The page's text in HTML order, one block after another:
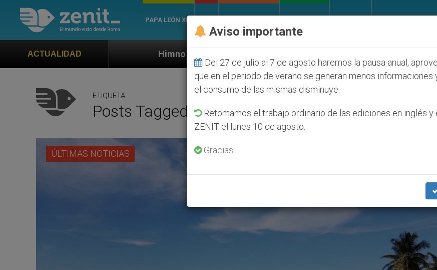
PAPA LEÓN XIV
ACTUALIDADHimno oficial de la Jornada Mundial de la Juventud Seúl 2027 ONU se pronuncia
ETIQUETA
Posts Tagged ‘bugle’
ÚLTIMAS NOTICIAS
Aviso importante
Del 27 de julio al 7 de agosto haremos la pausa anual,
que en el periodo de verano se generan menos informaciones
el consumo de las mismas disminuye.
Retomamos el trabajo ordinario de las ediciones en inglés y
ZENIT el lunes 10 de agosto.
Gracias.